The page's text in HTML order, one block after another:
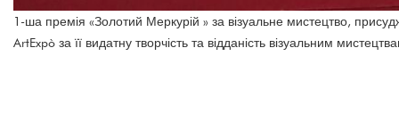
1-ша премія «Золотий Меркурій » за візуальне мистецтво,
ArtExpò за її видатну творчість та відданість візуальним